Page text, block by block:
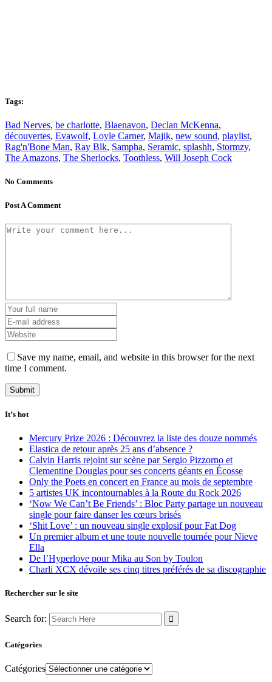
Tags:
Bad Nerves, be charlotte, Blaenavon, Declan McKenna,
découvertes, Evawolf, Loyle Carner, Majik, new sound, playlist,
Rag'n'Bone Man, Ray Blk, Sampha, Seramic, splashh, Stormzy,
The Amazons, The Sherlocks, Toothless, Will Joseph Cock
No Comments
Post A Comment
Save my name, email, and website in this browser for the next
time I comment.
It’s hot
Mercury Prize 2026 : Découvrez la liste des douze nommés
Elastica de retour après 25 ans d’absence ?
Calvin Harris rejoint sur scène par Sergio Pizzorno et
Clementine Douglas pour ses concerts géants en Écosse
Only the Poets en concert en France au mois de septembre
5 artistes UK incontournables à la Route du Rock 2026
‘Now We Can’t Be Friends’ : Bloc Party partage un nouveau
single pour faire danser les cœurs brisés
‘Shit Love’ : un nouveau single explosif pour Fat Dog
Un premier album et une toute nouvelle tournée pour Nieve
Ella
De l’Hyperlove pour Mika au Son by Toulon
Charli XCX dévoile ses cinq titres préférés de sa discographie
Rechercher sur le site
Search for:
Catégories
Catégories